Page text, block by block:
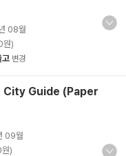
08월
원)
변경
Guide (Paper
09월
)